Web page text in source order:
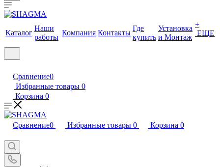
Каталог
Наши
работы
Компания Контакты
Где
купить
Установка
и Монтаж
+
ЕЩЕ
Сравнение0
Избранные товары 0
Корзина 0
Сравнение0 Избранные товары 0 Корзина 0